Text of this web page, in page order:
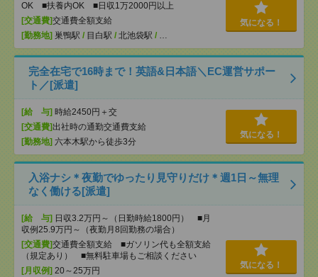
OK ■扶養内OK ■日収1万2000円以上
[交通費]交通費全額支給
[勤務地] 巣鴨駅 / 目白駅 / 北池袋駅 / …
気になる！
完全在宅で16時まで！英語&日本語＼EC運営サポー
ト／[派遣]
[給 与] 時給2450円＋交
[交通費]出社時の通勤交通費支給
[勤務地] 六本木駅から徒歩3分
気になる！
入浴ナシ＊夜勤でゆったり見守りだけ＊週1日～無理
なく働ける[派遣]
[給 与] 日収3.2万円～（日勤時給1800円） ■月
収例25.9万円～（夜勤月8回勤務の場合）
[交通費]交通費全額支給 ■ガソリン代も全額支給
（規定あり） ■無料駐車場もご相談ください
[月収例] 20～25万円
気になる！